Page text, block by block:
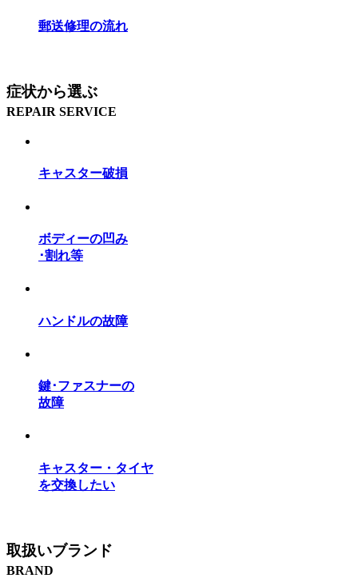
郵送修理の流れ
症状から選ぶ
REPAIR SERVICE
キャスター破損
ボディーの凹み
･割れ等
ハンドルの故障
鍵･ファスナーの
故障
キャスター・タイヤ
を交換したい
取扱いブランド
BRAND